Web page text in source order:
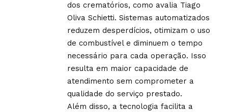
dos crematórios, como avalia Tiago
Oliva Schietti. Sistemas automatizados
reduzem desperdícios, otimizam o uso
de combustível e diminuem o tempo
necessário para cada operação. Isso
resulta em maior capacidade de
atendimento sem comprometer a
qualidade do serviço prestado.
Além disso, a tecnologia facilita a